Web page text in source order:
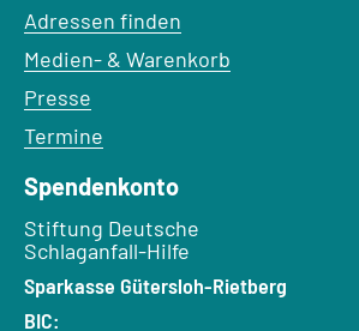
Adressen finden
Medien- & Warenkorb
Presse
Termine
Spendenkonto
Empfänger:
Stiftung Deutsche
Schlaganfall-Hilfe
Bank:
Sparkasse Gütersloh-Rietberg
BIC: